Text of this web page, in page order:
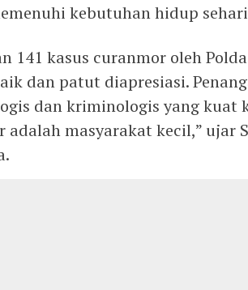
kebutuhan hidup
141 kasus curanmor oleh
dan patut diapresiasi.
dan kriminologis yang kuat
adalah masyarakat kecil,” ujar